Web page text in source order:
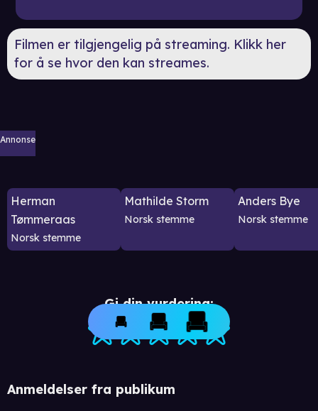
Filmen er tilgjengelig på streaming. Klikk her
for å se hvor den kan streames.
Annonse
Herman
Tømmeraas
Norsk stemme
Mathilde Storm
Norsk stemme
Anders Bye
Norsk stemme
Gi din vurdering:
Anmeldelser fra publikum